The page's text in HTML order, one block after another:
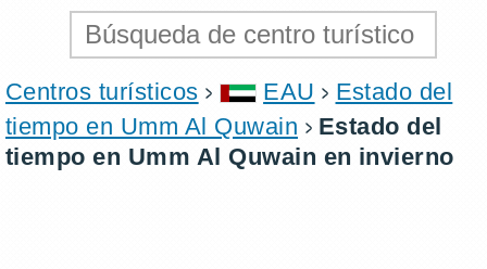
Centros turísticos EAU
Estado del
tiempo en Umm Al Quwain
Estado del
tiempo en Umm Al Quwain en invierno